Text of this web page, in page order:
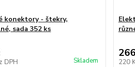
konektory - štekry,
sada 352 ks
DPH Skladem 220